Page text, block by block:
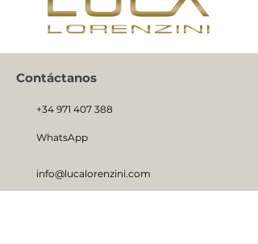
Contáctanos
+34 971 407 388
WhatsApp
info@lucalorenzini.com